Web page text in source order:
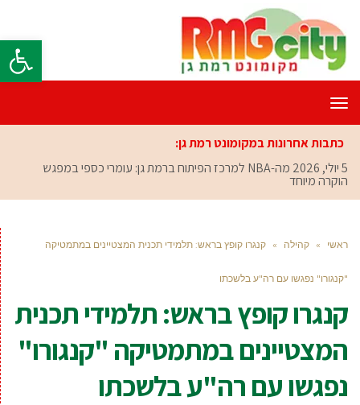
פתח
תפריט
כתבות אחרונות במקומונט רמת גן:
5 יולי, 2026
מה-NBA למרכז הפיתוח ברמת גן: עומרי כספי במפגש
הוקרה מיוחד
ראשי » קהילה » קנגרו קופץ בראש: תלמידי תכנית המצטיינים במתמטיקה
"קנגורו" נפגשו עם רה"ע בלשכתו
קנגרו קופץ בראש: תלמידי תכנית
המצטיינים במתמטיקה "קנגורו"
נפגשו עם רה"ע בלשכתו